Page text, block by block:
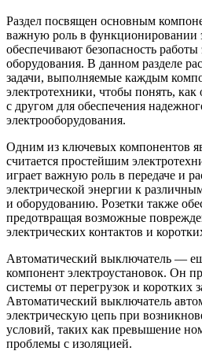
Раздел посвящен основным
важную роль в функционировании
обеспечивают безопасность
оборудования. В данном разделе
задачи, выполняемые каждым
электротехники, чтобы понять,
с другом для обеспечения
электрооборудования.
Одним из ключевых компонентов
считается простейшим
играет важную роль в передаче и
электрической энергии к
и оборудованию. Розетки также
предотвращая возможные
электрических контактов и
Автоматический выключатель —
компонент электроустановок. Он
системы от перегрузок и коротких
Автоматический выключатель
электрическую цепь при
условий, таких как превышение
проблемы с изоляцией.